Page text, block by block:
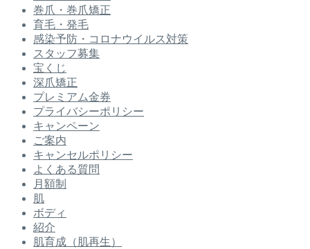
巻爪・巻爪矯正
育毛・発毛
感染予防・コロナウイルス対策
スタッフ募集
宝くじ
深爪矯正
プレミアム金券
プライバシーポリシー
キャンペーン
ご案内
キャンセルポリシー
よくある質問
月額制
肌
ボディ
紹介
肌育成（肌再生）